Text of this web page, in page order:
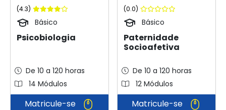
(4.3)
Básico
Psicobiologia
De 10 a 120 horas
14 Módulos
Matricule-se
(0.0)
Básico
Paternidade
Socioafetiva
De 10 a 120 horas
12 Módulos
Matricule-se